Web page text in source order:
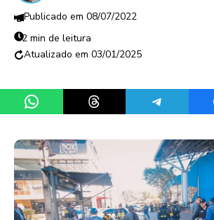
08/07/2022
2 min de leitura
03/01/2025
Share on WhatsAppShare on ThreadsShare on